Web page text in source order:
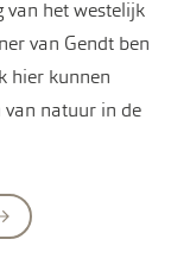
van het westelijk
van Gendt ben
hier kunnen
natuur in de